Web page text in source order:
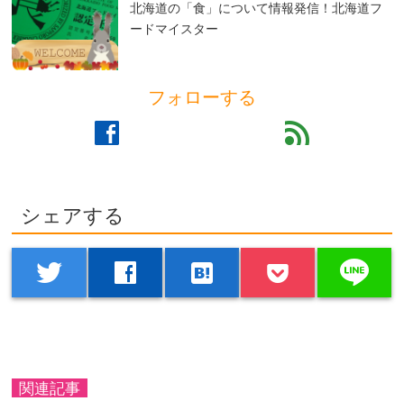
北海道の「食」について情報発信！北海道フ
ードマイスター
フォローする
facebook feed
シェアする
twitter facebook hatenabookmark line
関連記事